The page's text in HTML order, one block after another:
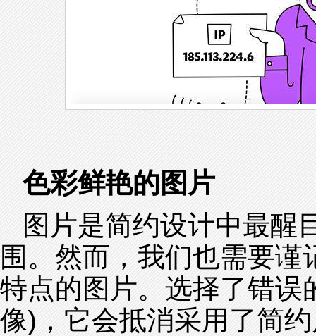
色彩鲜艳的图片
图片是简约设计中最醒
围。然而，我们也需要
特点的图片。选择了错误
像)，它会抵消采用了简